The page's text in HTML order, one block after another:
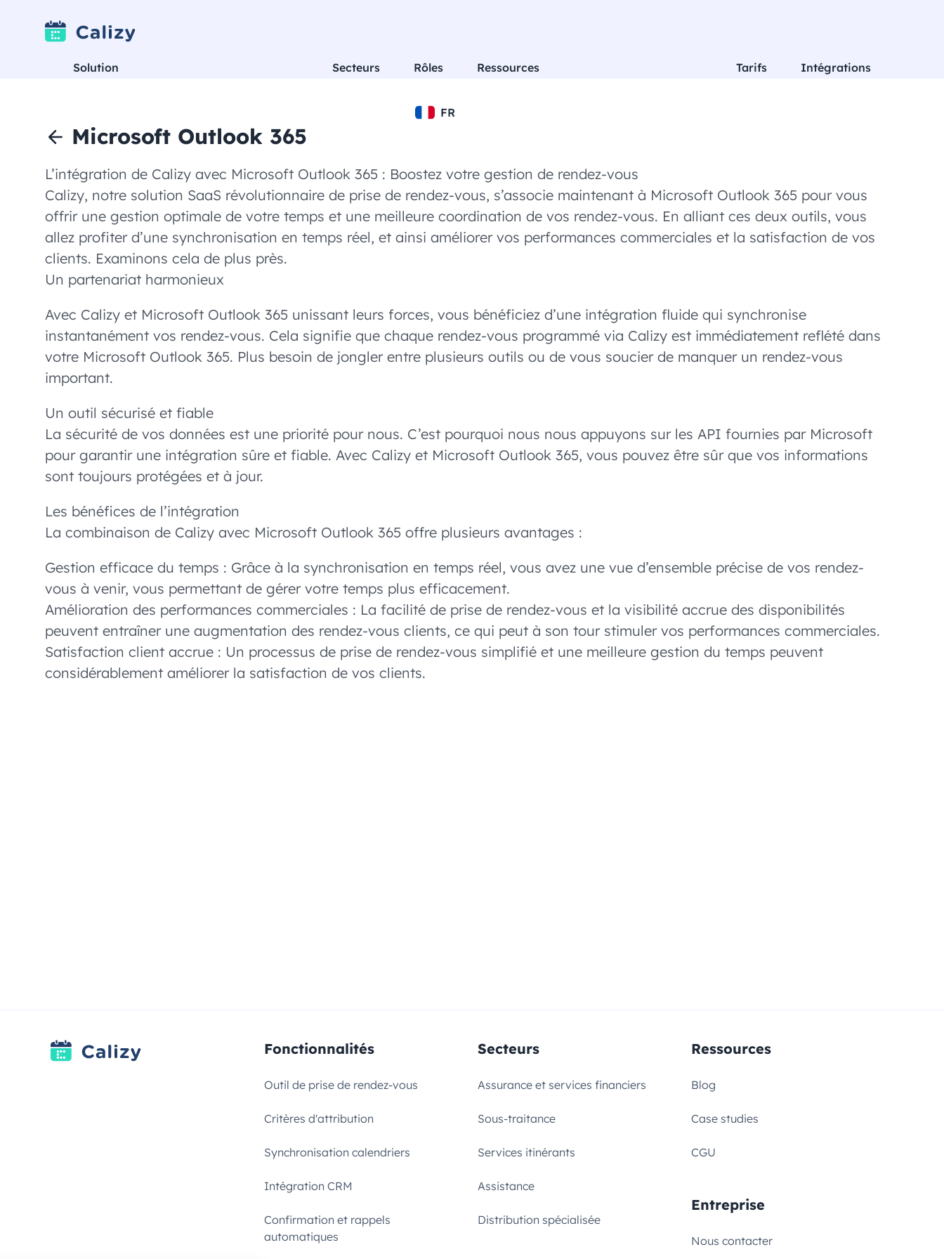
Solution Secteurs Rôles Ressources Tarifs Intégrations
FR
Microsoft Outlook 365
L’intégration de Calizy avec Microsoft Outlook 365 : Boostez votre gestion de rendez-vous
Calizy, notre solution SaaS révolutionnaire de prise de rendez-vous, s’associe maintenant à Microsoft Outlook 365 pour vous
offrir une gestion optimale de votre temps et une meilleure coordination de vos rendez-vous. En alliant ces deux outils, vous
allez profiter d’une synchronisation en temps réel, et ainsi améliorer vos performances commerciales et la satisfaction de vos
clients. Examinons cela de plus près.
Un partenariat harmonieux
Avec Calizy et Microsoft Outlook 365 unissant leurs forces, vous bénéficiez d’une intégration fluide qui synchronise
instantanément vos rendez-vous. Cela signifie que chaque rendez-vous programmé via Calizy est immédiatement reflété dans
votre Microsoft Outlook 365. Plus besoin de jongler entre plusieurs outils ou de vous soucier de manquer un rendez-vous
important.
Un outil sécurisé et fiable
La sécurité de vos données est une priorité pour nous. C’est pourquoi nous nous appuyons sur les API fournies par Microsoft
pour garantir une intégration sûre et fiable. Avec Calizy et Microsoft Outlook 365, vous pouvez être sûr que vos informations
sont toujours protégées et à jour.
Les bénéfices de l’intégration
La combinaison de Calizy avec Microsoft Outlook 365 offre plusieurs avantages :
Gestion efficace du temps : Grâce à la synchronisation en temps réel, vous avez une vue d’ensemble précise de vos rendez-
vous à venir, vous permettant de gérer votre temps plus efficacement.
Amélioration des performances commerciales : La facilité de prise de rendez-vous et la visibilité accrue des disponibilités
peuvent entraîner une augmentation des rendez-vous clients, ce qui peut à son tour stimuler vos performances commerciales.
Satisfaction client accrue : Un processus de prise de rendez-vous simplifié et une meilleure gestion du temps peuvent
considérablement améliorer la satisfaction de vos clients.
Fonctionnalités
Outil de prise de rendez-vous
Critères d'attribution
Synchronisation calendriers
Intégration CRM
Confirmation et rappels
automatiques
Secteurs
Assurance et services financiers
Sous-traitance
Services itinérants
Assistance
Distribution spécialisée
Ressources
Blog
Case studies
CGU
Entreprise
Nous contacter